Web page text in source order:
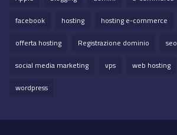
facebook
hosting hosting e-commerce
offerta hosting
Registrazione dominio seo
social media marketing
vps web hosting
wordpress